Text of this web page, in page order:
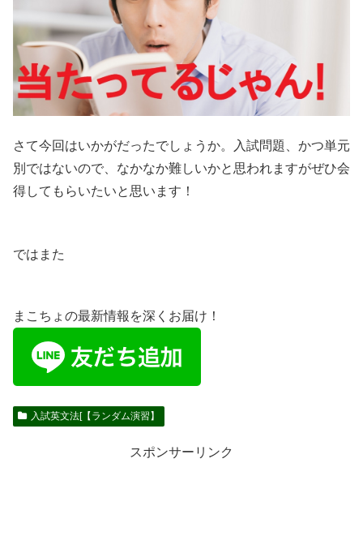
さて今回はいかがだったでしょうか。入試問題、かつ単元
別ではないので、なかなか難しいかと思われますがぜひ会
得してもらいたいと思います！
ではまた
まこちょの最新情報を深くお届け！
入試英文法[【ランダム演習】
スポンサーリンク